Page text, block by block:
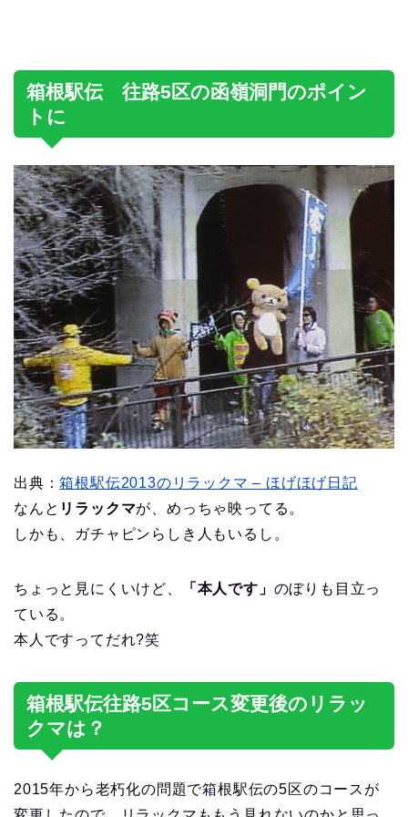
箱根駅伝 往路5区の函嶺洞門のポイン
トに
出典：箱根駅伝2013のリラックマ – ほげほげ日記
なんと リラックマが、めっちゃ映ってる。
しかも、ガチャピンらしき人もいるし。
ちょっと見にくいけど、 「本人です」 のぼりも目立っ
ている。
本人ですってだれ?笑
箱根駅伝往路5区コース変更後のリラッ
クマは？
2015年から老朽化の問題で箱根駅伝の5区のコースが